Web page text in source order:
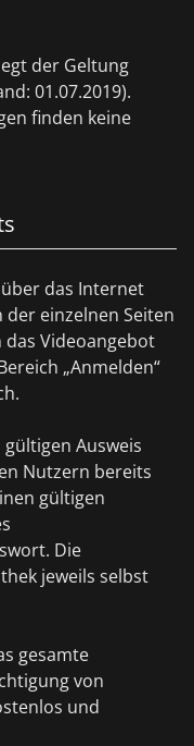
der Geltung
01.07.2019).
finden keine
das Internet
einzelnen Seiten
Videoangebot
„Anmelden“
Ausweis
Nutzern bereits
gültigen
Die
jeweils selbst
gesamte
von
und